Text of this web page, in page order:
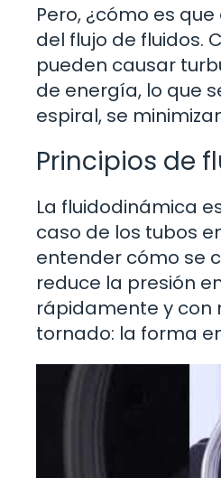
Pero, ¿cómo es
del flujo de fluidos.
pueden causar
de energía, lo que
espiral, se
Principios de
La fluidodinámica
caso de los tubos
entender cómo se
reduce la presión
rápidamente y con
tornado: la forma